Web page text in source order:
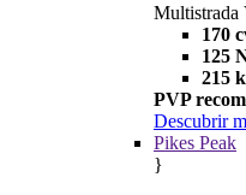
Multistrada
170
125
215
PVP
Descubrir
Pikes Peak
}